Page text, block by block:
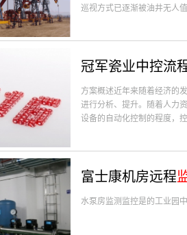
巡视方式已逐渐被油井无人
冠军瓷业中控流
方案概述近年来随着经济的
进行分析、提升。随着人力
设备的自动化控制的程度，
富士康机房远程
水泵房监测监控是的工业园